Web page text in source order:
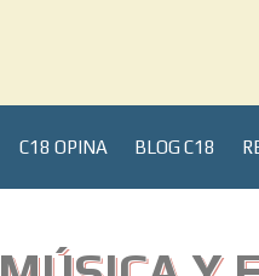
C18 OPINA BLOG C18